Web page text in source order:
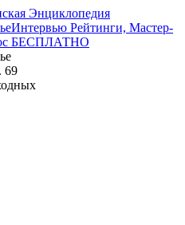
Энциклопедия
Интервью Рейтинги, Мастер-
БЕСПЛАТНО
69